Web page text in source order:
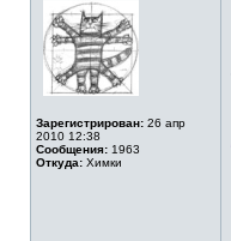
Зарегистрирован: 26 апр
2010 12:38
Сообщения: 1963
Откуда: Химки